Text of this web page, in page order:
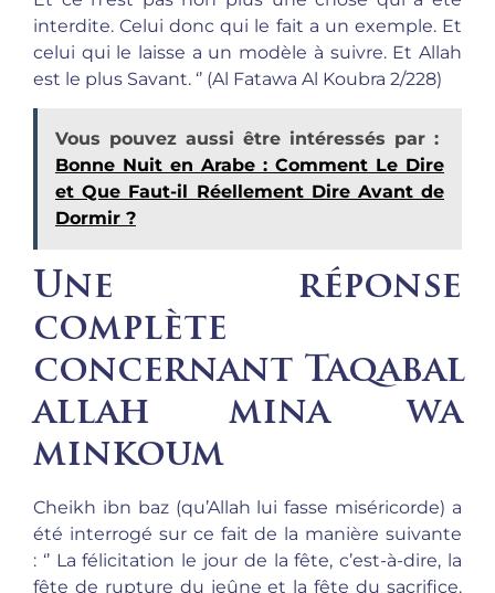
interdite. Celui donc qui le fait a un exemple. Et
celui qui le laisse a un modèle à suivre. Et Allah
est le plus Savant. ‘’ (Al Fatawa Al Koubra 2/228)
Vous pouvez aussi être intéressés par :
Bonne Nuit en Arabe : Comment Le Dire
et Que Faut-il Réellement Dire Avant de
Dormir ?
Une réponse
complète
concernant Taqabal
allah mina wa
minkoum
Cheikh ibn baz (qu’Allah lui fasse miséricorde) a
été interrogé sur ce fait de la manière suivante
: ‘’ La félicitation le jour de la fête, c’est-à-dire, la
fête de rupture du jeûne et la fête du sacrifice.